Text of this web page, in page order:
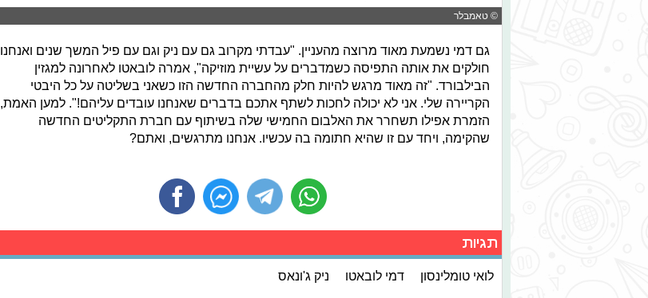
© טאמבלר
גם דמי נשמעת מאוד מרוצה מהעניין. "עבדתי מקרוב גם עם ניק וגם עם פיל המשך שנים ואנחנו
חולקים את אותה התפיסה כשמדברים על עשיית מוזיקה", אמרה לובאטו לאחרונה למגזין
הבילבורד. "זה מאוד מרגש להיות חלק מהחברה החדשה הזו כשאני בשליטה על כל היבטי
הקריירה שלי. אני לא יכולה לחכות לשתף אתכם בדברים שאנחנו עובדים עליהם!". למען האמת,
הזמרת אפילו תשחרר את האלבום החמישי שלה בשיתוף עם חברת התקליטים החדשה
שהקימה, ויחד עם זו שהיא חתומה בה עכשיו. אנחנו מתרגשים, ואתם?
תגיות
לואי טומלינסון דמי לובאטו ניק ג'ונאס